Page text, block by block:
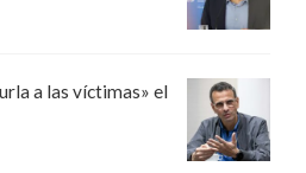
a las víctimas» el